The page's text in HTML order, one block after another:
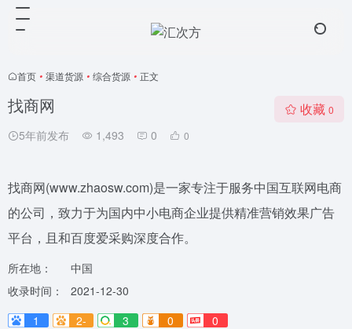
首页 • 渠道货源 • 综合货源 • 正文
找商网
5年前发布 1,493 0 0
收藏 0
找商网(www.zhaosw.com)是一家专注于服务中国互联网电商
的公司，致力于为国内中小电商企业提供精准营销效果广告
平台，且和百度爱采购深度合作。
所在地：
中国
收录时间：
2021-12-30
1
2- 3 0 0